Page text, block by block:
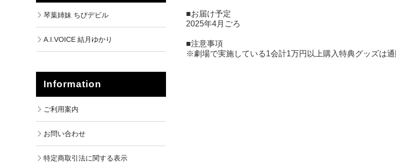
■お届け予定
2025年4月ごろ
■注意事項
※劇場で実施している1会計1万円以上購入特典グッズは
琴葉姉妹 ちびデビル
A.I.VOICE 結月ゆかり
Information
ご利用案内
お問い合わせ
特定商取引法に関する表示